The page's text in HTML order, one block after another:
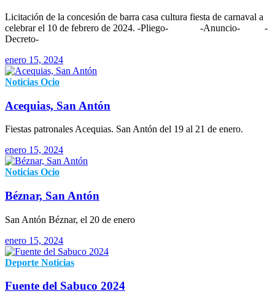
Licitación de la concesión de barra casa cultura fiesta de carnaval a
celebrar el 10 de febrero de 2024. -Pliego- -Anuncio- -
Decreto-
enero 15, 2024
Noticias Ocio
Acequias, San Antón
Fiestas patronales Acequias. San Antón del 19 al 21 de enero.
enero 15, 2024
Noticias Ocio
Béznar, San Antón
San Antón Béznar, el 20 de enero
enero 15, 2024
Deporte Noticias
Fuente del Sabuco 2024